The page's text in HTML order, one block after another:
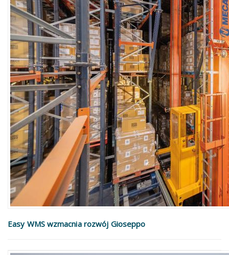
Easy WMS wzmacnia rozwój Gioseppo